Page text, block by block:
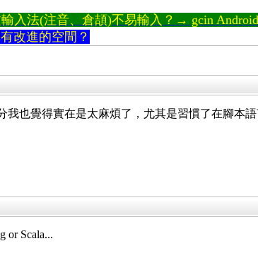
入法(注音、倉頡)不易輸入？→ gcin Android
改進的空間？
我也覺得實在是太麻煩了，尤其是習慣了在腳本
or Scala...